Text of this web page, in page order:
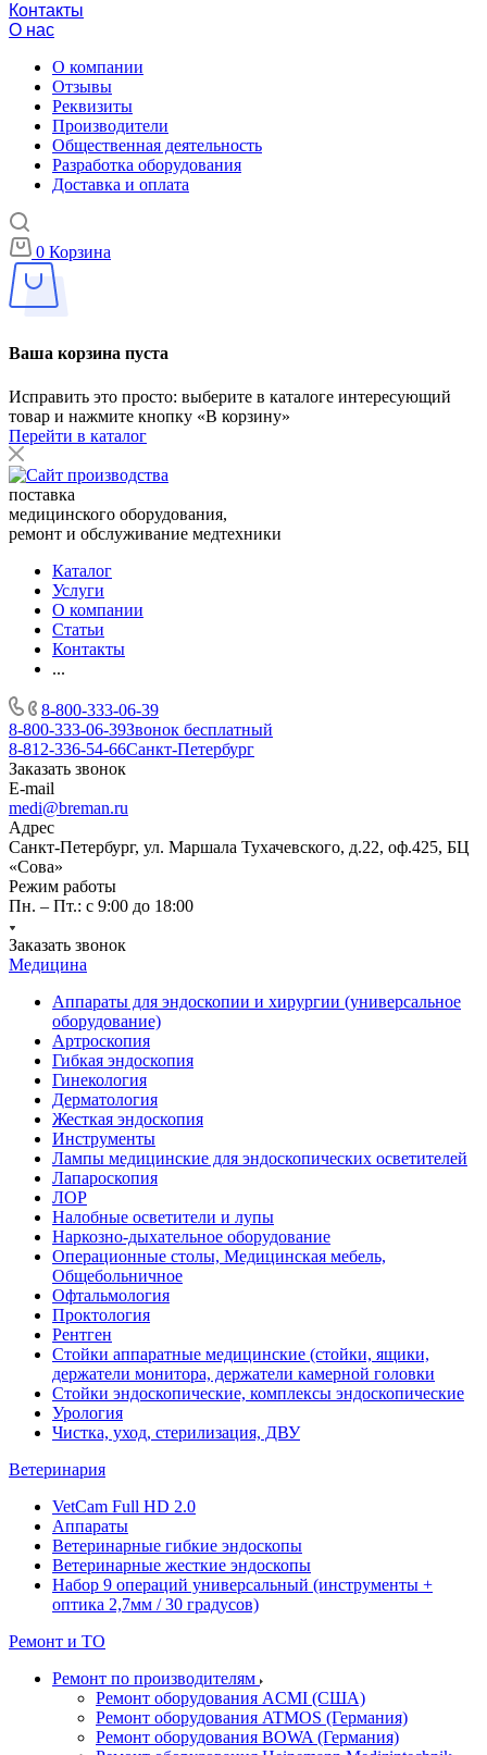
Контакты
О нас
О компании
Отзывы
Реквизиты
Производители
Общественная деятельность
Разработка оборудования
Доставка и оплата
0 Корзина
Ваша корзина пуста
Исправить это просто: выберите в каталоге интересующий
товар и нажмите кнопку «В корзину»
Перейти в каталог
поставка
медицинского оборудования,
ремонт и обслуживание медтехники
Каталог
Услуги
О компании
Статьи
Контакты
...
8-800-333-06-39
8-800-333-06-39Звонок бесплатный
8-812-336-54-66Санкт-Петербург
Заказать звонок
E-mail
medi@breman.ru
Адрес
Санкт-Петербург, ул. Маршала Тухачевского, д.22, оф.425, БЦ
«Сова»
Режим работы
Пн. – Пт.: с 9:00 до 18:00
Заказать звонок
Медицина
Аппараты для эндоскопии и хирургии (универсальное
оборудование)
Артроскопия
Гибкая эндоскопия
Гинекология
Дерматология
Жесткая эндоскопия
Инструменты
Лампы медицинские для эндоскопических осветителей
Лапароскопия
ЛОР
Налобные осветители и лупы
Наркозно-дыхательное оборудование
Операционные столы, Медицинская мебель,
Общебольничное
Офтальмология
Проктология
Рентген
Стойки аппаратные медицинские (стойки, ящики,
держатели монитора, держатели камерной головки
Стойки эндоскопические, комплексы эндоскопические
Урология
Чистка, уход, стерилизация, ДВУ
Ветеринария
VetCam Full HD 2.0
Аппараты
Ветеринарные гибкие эндоскопы
Ветеринарные жесткие эндоскопы
Набор 9 операций универсальный (инструменты +
оптика 2,7мм / 30 градусов)
Ремонт и ТО
Ремонт по производителям
Ремонт оборудования ACMI (США)
Ремонт оборудования ATMOS (Германия)
Ремонт оборудования BOWA (Германия)